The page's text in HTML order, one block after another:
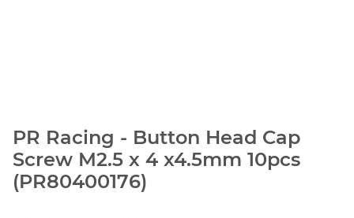
PR Racing - Button Head Cap
Screw M2.5 x 4 x4.5mm 10pcs
(PR80400176)